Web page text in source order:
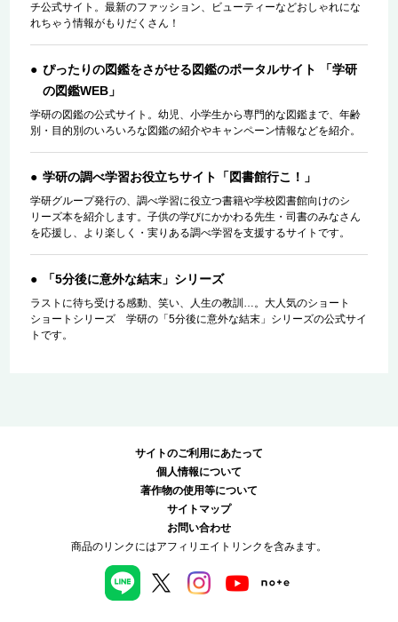
チ公式サイト。最新のファッション、ビューティーなどおしゃれにな
れちゃう情報がもりだくさん！
ぴったりの図鑑をさがせる図鑑のポータルサイト 「学研
の図鑑WEB」
学研の図鑑の公式サイト。幼児、小学生から専門的な図鑑まで、年齢
別・目的別のいろいろな図鑑の紹介やキャンペーン情報などを紹介。
学研の調べ学習お役立ちサイト「図書館行こ！」
学研グループ発行の、調べ学習に役立つ書籍や学校図書館向けのシ
リーズ本を紹介します。子供の学びにかかわる先生・司書のみなさん
を応援し、より楽しく・実りある調べ学習を支援するサイトです。
「5分後に意外な結末」シリーズ
ラストに待ち受ける感動、笑い、人生の教訓…。大人気のショート
ショートシリーズ 学研の「5分後に意外な結末」シリーズの公式サイ
トです。
サイトのご利用にあたって
個人情報について
著作物の使用等について
サイトマップ
お問い合わせ
商品のリンクにはアフィリエイトリンクを含みます。